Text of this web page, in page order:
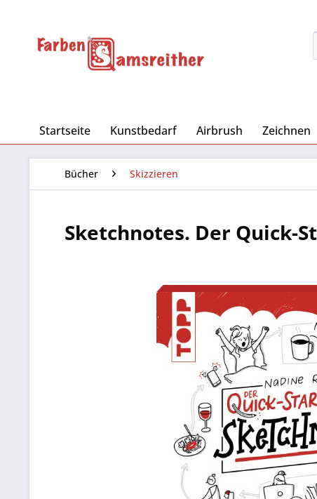
Startseite Kunstbedarf Airbrush Zeichnen
Bücher Skizzieren
Sketchnotes. Der Quick-